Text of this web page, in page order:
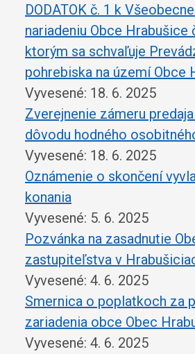
DODATOK č. 1 k
nariadeniu Obce Hrabušice
ktorým sa schvaľuje
pohrebiska na území Obce
Vyvesené: 18. 6. 2025
Zverejnenie zámeru
dôvodu hodného
Vyvesené: 18. 6. 2025
Oznámenie o skončení
konania
Vyvesené: 5. 6. 2025
Pozvánka na zasadnutie
zastupiteľstva v
Vyvesené: 4. 6. 2025
Smernica o poplatkoch za
zariadenia obce Obec
Vyvesené: 4. 6. 2025